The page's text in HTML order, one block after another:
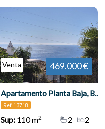
Venta 469.000 €
Apartamento Planta Baja, Benalmadena
Ref. 13718
Sup:110 m2 2
2